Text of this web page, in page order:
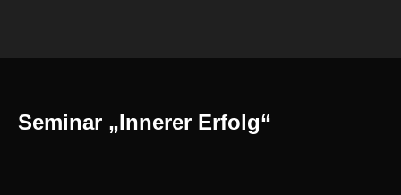
Seminar „Innerer Erfolg“